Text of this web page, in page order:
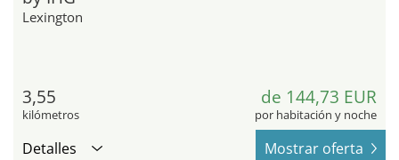
Lexington
3,55
kilómetros
de 144,73 EUR
por habitación y noche
Detalles Mostrar oferta